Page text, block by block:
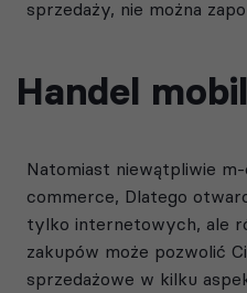
sprzedaży, nie można
Handel
Natomiast niewątpliwie
commerce, Dlatego
tylko internetowych, ale
zakupów może pozwolić
sprzedażowe w kilku